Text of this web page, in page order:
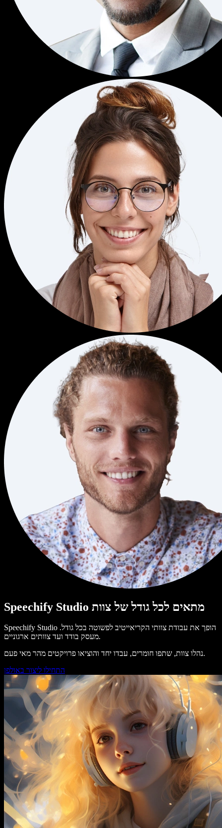
Speechify Studio מתאים לכל גודל של צוות
Speechify Studio הופך את עבודת צוותי הקריאייטיב לפשוטה בכל גודל.
מעסק בודד ועד צוותים ארגוניים.
נהלו צוות, שתפו חומרים, עבדו יחד והוציאו פרויקטים מהר מאי פעם.
התחילו ליצור באולפן